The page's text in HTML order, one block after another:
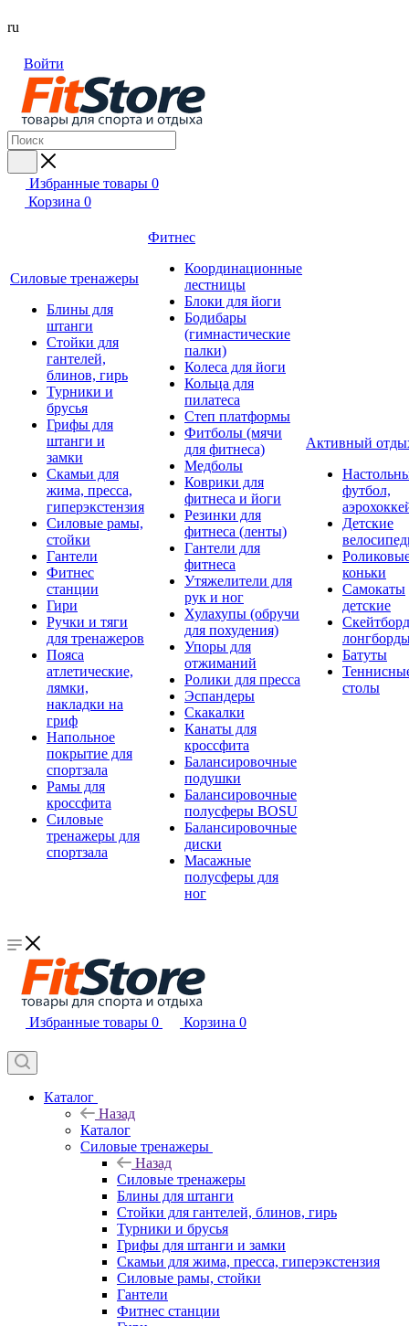
ru
Войти
Избранные товары 0
Корзина 0
Силовые тренажеры
Блины для
штанги
Стойки для
гантелей,
блинов, гирь
Турники и
брусья
Грифы для
штанги и
замки
Скамьи для
жима, пресса,
гиперэкстензия
Силовые рамы,
стойки
Гантели
Фитнес
станции
Гири
Ручки и тяги
для тренажеров
Пояса
атлетические,
лямки,
накладки на
гриф
Напольное
покрытие для
спортзала
Рамы для
кроссфита
Силовые
тренажеры для
спортзала
Фитнес
Координационные
лестницы
Блоки для йоги
Бодибары
(гимнастические
палки)
Колеса для йоги
Кольца для
пилатеса
Степ платформы
Фитболы (мячи
для фитнеса)
Медболы
Коврики для
фитнеса и йоги
Резинки для
фитнеса (ленты)
Гантели для
фитнеса
Утяжелители для
рук и ног
Хулахупы (обручи
для похудения)
Упоры для
отжиманий
Ролики для пресса
Эспандеры
Скакалки
Канаты для
кроссфита
Балансировочные
подушки
Балансировочные
полусферы BOSU
Балансировочные
диски
Масажные
полусферы для
ног
Активный
футбол,
Детские
коньки
Самокаты
детские
Батуты
столы
Избранные товары 0 Корзина 0
Каталог
Назад
Каталог
Силовые тренажеры
Назад
Силовые тренажеры
Блины для штанги
Стойки для гантелей, блинов, гирь
Турники и брусья
Грифы для штанги и замки
Скамьи для жима, пресса, гиперэкстензия
Силовые рамы, стойки
Гантели
Фитнес станции